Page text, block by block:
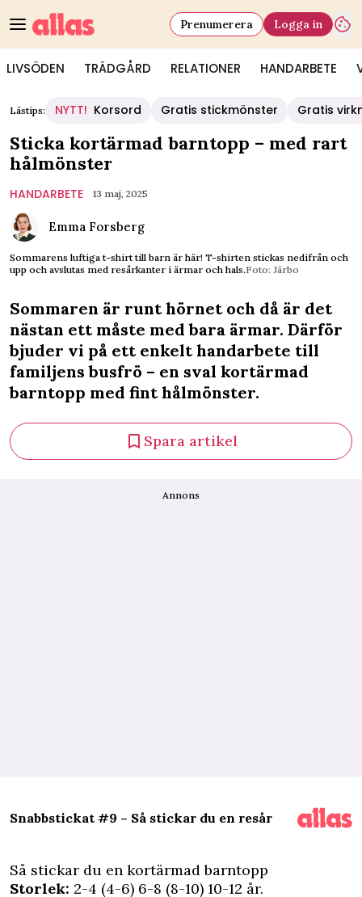
LIVSÖDEN TRÄDGÅRD RELATIONER HANDARBETE
Prenumerera Logga in
Lästips: NYTT! Korsord Gratis stickmönster Gratis
Sticka kortärmad barntopp – med rart
hålmönster
HANDARBETE 13 maj, 2025
Emma Forsberg
Sommarens luftiga t-shirt till barn är här! T-shirten stickas ned­ifrån och
upp och avslutas med resårkant­er i ärmar och hals.Foto: Järbo
Sommaren är runt hörnet och då är det
nästan ett måste med bara ärmar. Därför
bjuder vi på ett enkelt handarbete till
familjens busfrö – en sval kortärmad
barntopp med fint hålmönster.
Spara artikel
Annons
Snabbstickat #9 – Så stickar du en resår
Så stickar du en kortärmad barntopp
Storlek: 2-4 (4-6) 6-8 (8-10) 10-12 år.